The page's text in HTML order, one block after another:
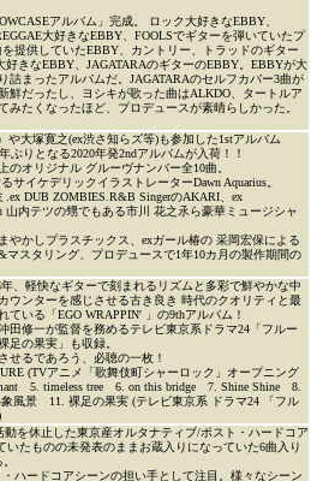
アルバム」完成。 ロック大好きなEBBY、
大好きなEBBY、FOOLSでギターを弾いていたプ
提供していたEBBY、カントリー、トラッドのギター
きなEBBY、JAGATARAのギターのEBBY。EBBYが大
詰まったアルバムだ。JAGATARAのセルフカバー3曲が
鮮だったし、ヨシキが歌った曲はALKDO、タートルア
みたくなったほど、プロデュースが素晴らしかった。
や大塚寛之(ex渋さ知らズ等)も参加した1stアルバム
ぶりとなる2020年発2ndアルバムが入荷！！
オリジナル グルーヴナンバー全10曲。
サイケデリックイラストレーターDawn Aquarius。
DUB ZOMBIES.R&B SingerのAKARI、ex
山内テツの甥でもある市川 花之氶ら豪華ミュージシャ
やかしプラスチックス、exガール椿の 采岡宏保による
スタリング、プロデュースで1年10カ月の製作期間の
年、軽快なギターで刻まれるリズムと多彩で鮮やかな中
ウンターを感じさせる古き良き 時代のクオリティと最
いる「EGO WRAPPIN' 」の9thアルバム！
田修一が監督を務めるテレビ東京系ドラマ24「フルー
足の果実」も収録。
せるであろう、必聴の一枚！
(TVアニメ「歌舞伎町シャーロック」オープニング
5. timeless tree 6. on this bridge 7. Shine Shine 8.
風景 11. 裸足の果実 (テレビ東京系 ドラマ24 「フル
)
を休止した東京産オルタナティブ/ポスト・ハードコア
いたものの未発表のままお蔵入りになっていた6曲入り
ハードコアシーンの担い手として注目。様々なシーン